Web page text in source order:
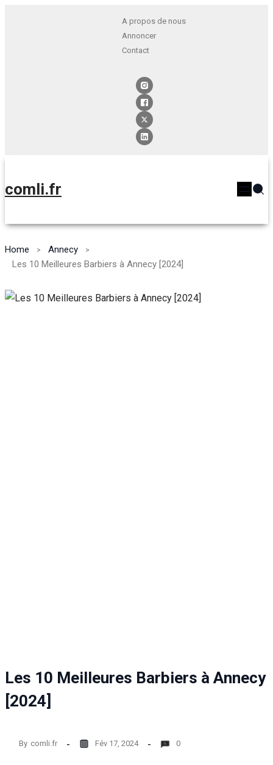
A propos de nous
Annoncer
Contact
comli.fr
Home
Annecy
Les 10 Meilleures Barbiers à Annecy [2024]
Les 10 Meilleures Barbiers à Annecy
[2024]
By comli.fr Fév 17, 2024 0
de la façon
dont le site
Web est
utilisé.
Experience